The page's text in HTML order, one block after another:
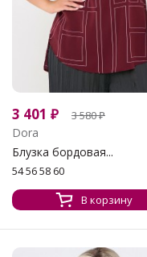
3 401 ₽ 3 580₽
Dora
Блузка бордовая...
54 56 58 60
В корзину